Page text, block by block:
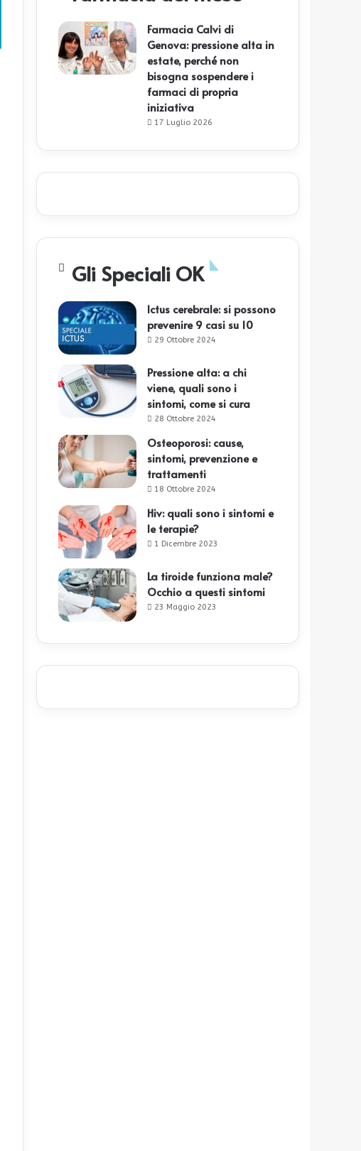
Farmacia Calvi di
Genova: pressione alta in
estate, perché non
bisogna sospendere i
farmaci di propria
iniziativa
17 Luglio 2026
Gli Speciali OK
Ictus cerebrale: si possono
prevenire 9 casi su 10
29 Ottobre 2024
Pressione alta: a chi
viene, quali sono i
sintomi, come si cura
28 Ottobre 2024
Osteoporosi: cause,
sintomi, prevenzione e
trattamenti
18 Ottobre 2024
Hiv: quali sono i sintomi e
le terapie?
1 Dicembre 2023
La tiroide funziona male?
Occhio a questi sintomi
23 Maggio 2023